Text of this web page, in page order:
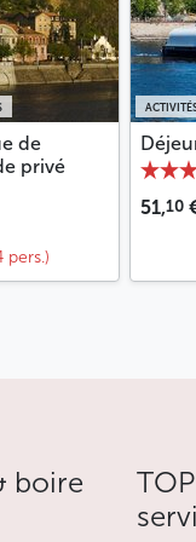
de
privé
pers.)
51,10
boire